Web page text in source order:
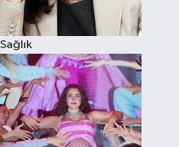
Sağlık